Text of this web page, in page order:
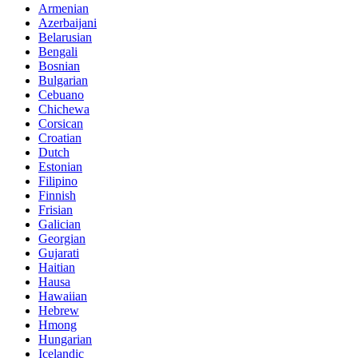
Armenian
Azerbaijani
Belarusian
Bengali
Bosnian
Bulgarian
Cebuano
Chichewa
Corsican
Croatian
Dutch
Estonian
Filipino
Finnish
Frisian
Galician
Georgian
Gujarati
Haitian
Hausa
Hawaiian
Hebrew
Hmong
Hungarian
Icelandic